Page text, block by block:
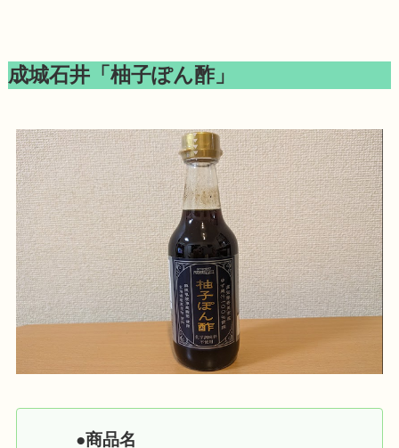
成城石井「柚子ぽん酢」
●商品名